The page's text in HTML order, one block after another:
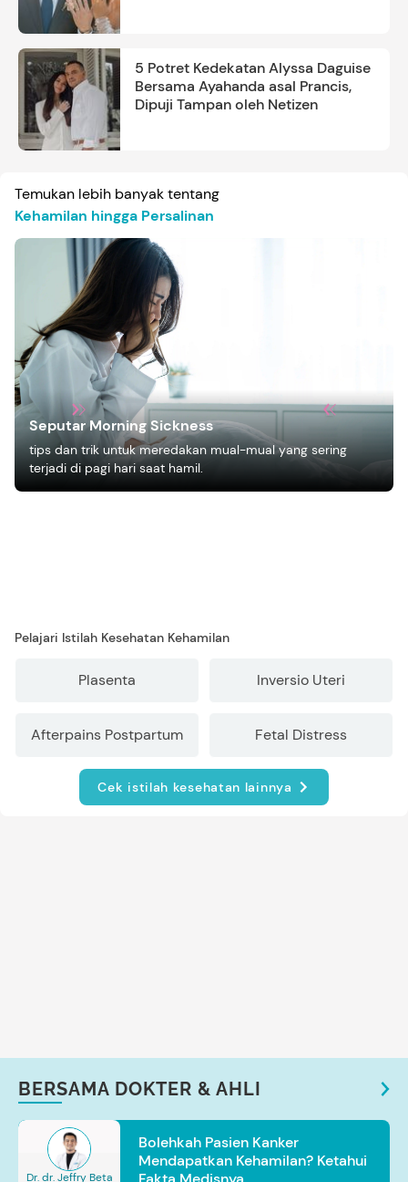
5 Potret Kedekatan Alyssa Daguise
Bersama Ayahanda asal Prancis,
Dipuji Tampan oleh Netizen
Temukan lebih banyak tentang
Kehamilan hingga Persalinan
Seputar Morning Sickness
tips dan trik untuk meredakan mual-mual yang sering
terjadi di pagi hari saat hamil.
Pelajari Istilah Kesehatan Kehamilan
Plasenta Inversio Uteri
Afterpains Postpartum Fetal Distress
Cek istilah kesehatan lainnya
BERSAMA DOKTER & AHLI
Dr. dr. Jeffry Beta
Bolehkah Pasien Kanker
Mendapatkan Kehamilan? Ketahui